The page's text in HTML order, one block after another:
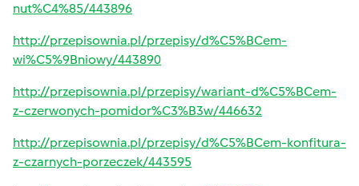
nut%C4%85/443896
http://przepisownia.pl/przepisy/d%C5%BCem-
wi%C5%9Bniowy/443890
http://przepisownia.pl/przepisy/wariant-d%C5%BCem-
z-czerwonych-pomidor%C3%B3w/446632
http://przepisownia.pl/przepisy/d%C5%BCem-konfitura-
z-czarnych-porzeczek/443595